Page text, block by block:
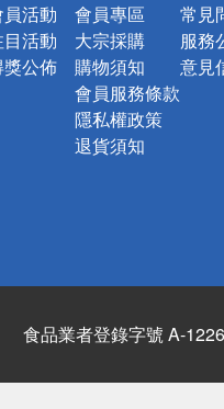
活動
活動
獎公佈
會員專區
大宗採購
購物須知
會員服務條款
隱私權政策
退貨須知
常見
服務
意見
食品業者登錄字號 A-